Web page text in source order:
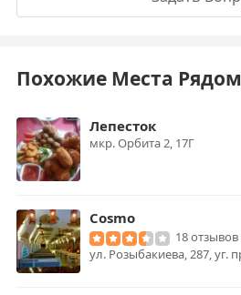
Похожие Места Рядом
Лепесток
мкр. Орбита 2, 17Г
Cosmo
18 отзывов
ул. Розыбакиева, 287, уг.